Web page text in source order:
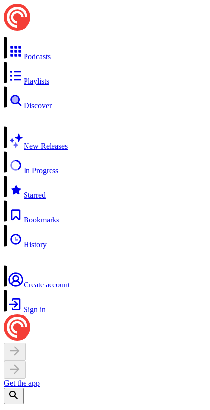
Podcasts
Playlists
Discover
New Releases
In Progress
Starred
Bookmarks
History
Create account
Sign in
Get the app